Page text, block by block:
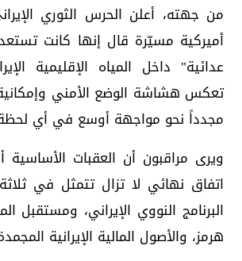
من جهته، أعلن الحرس الثوري
أميركية مسيّرة قال إنها كانت
عدائية" داخل المياه الإقليمية
تعكس هشاشة الوضع الأمني
مجدداً نحو مواجهة أوسع في أي
ويرى مراقبون أن العقبات الأساسية
اتفاق نهائي لا تزال تتمثل في
البرنامج النووي الإيراني،
هرمز، والأصول المالية الإيرانية